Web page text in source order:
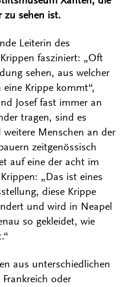
zu sehen ist.
Leiterin des
fasziniert: „Oft
sehen, aus welcher
Krippe kommt“,
Josef fast immer an
tragen, sind es
Menschen an der
zeitgenössisch
auf eine der acht im
„Das ist eines
diese Krippe
und wird in Neapel
so gekleidet, wie
aus unterschiedlichen
oder